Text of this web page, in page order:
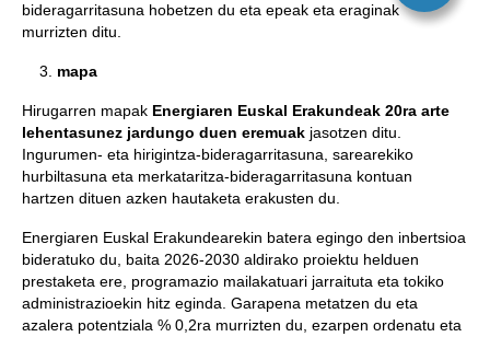
bideragarritasuna hobetzen du eta epeak eta eraginak
murrizten ditu.
mapa
Hirugarren mapak Energiaren Euskal Erakundeak 20ra arte
lehentasunez jardungo duen eremuak jasotzen ditu.
Ingurumen- eta hirigintza-bideragarritasuna, sarearekiko
hurbiltasuna eta merkataritza-bideragarritasuna kontuan
hartzen dituen azken hautaketa erakusten du.
Energiaren Euskal Erakundearekin batera egingo den inbertsioa
bideratuko du, baita 2026-2030 aldirako proiektu helduen
prestaketa ere, programazio mailakatuari jarraituta eta tokiko
administrazioekin hitz eginda. Garapena metatzen du eta
azalera potentziala % 0,2ra murrizten du, ezarpen ordenatu eta